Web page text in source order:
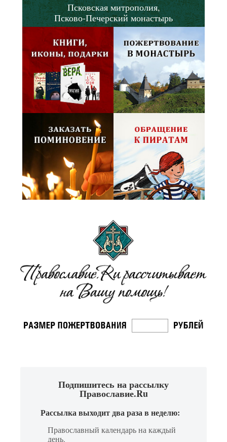
Псковская митрополия,
Псково-Печерский монастырь
Подпишитесь на рассылку
Православие.Ru
Рассылка выходит два раза в неделю:
Православный календарь на каждый
день.